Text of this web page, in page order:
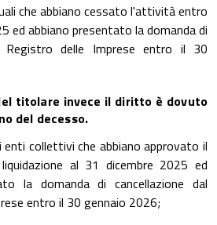
che abbiano cessato l'attività entro
ed abbiano presentato la domanda di
Registro delle Imprese entro il 30
titolare invece il diritto è dovuto
del decesso.
collettivi che abbiano approvato il
al 31 dicembre 2025 ed
la domanda di cancellazione dal
entro il 30 gennaio 2026;